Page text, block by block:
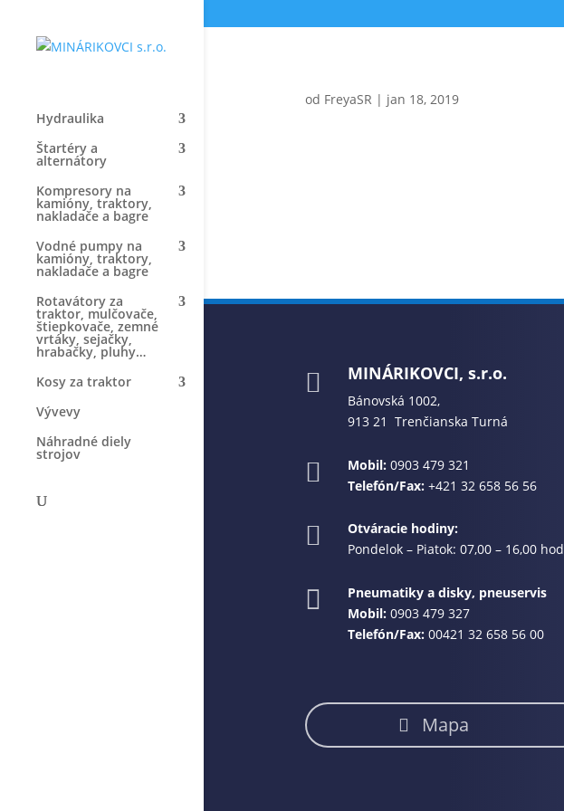
Hydraulika
Štartéry a
alternátory
Kompresory na
kamióny, traktory,
nakladače a bagre
Vodné pumpy na
kamióny, traktory,
nakladače a bagre
Rotavátory za
traktor, mulčovače,
štiepkovače, zemné
vrtáky, sejačky,
hrabačky, pluhy…
Kosy za traktor
Vývevy
Náhradné diely
strojov
od FreyaSR | jan 18, 2019
 MINÁRIKOVCI, s.r.o.
Bánovská 1002,
913 21 Trenčianska Turná
 Mobil: 0903 479 321
Telefón/Fax: +421 32 658 56 56

Otváracie hodiny:
Pondelok – Piatok: 07,00 – 16,00 hod

Pneumatiky a disky, pneuservis
Mobil: 0903 479 327
Telefón/Fax: 00421 32 658 56 00
Mapa